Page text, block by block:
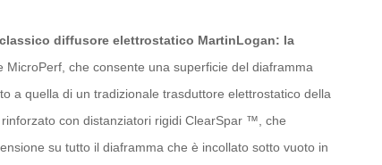
diffusore elettrostatico MartinLogan: la
MicroPerf, che consente una superficie del diaframma
a quella di un tradizionale trasduttore elettrostatico della
con distanziatori rigidi ClearSpar ™, che
su tutto il diaframma che è incollato sotto vuoto in